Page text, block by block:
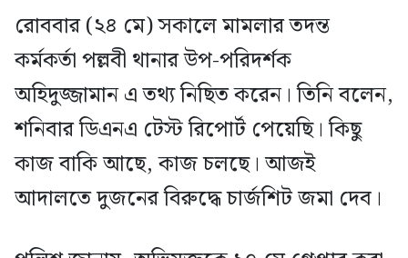
রোববার (২৪ মে) সকালে মামলার তদন্ত
কর্মকর্তা পল্লবী থানার উপ-পরিদর্শক
অহিদুজ্জামান এ তথ্য নিছিত করেন। তিনি বলেন,
শনিবার ডিএনএ টেস্ট রিপোর্ট পেয়েছি। কিছু
কাজ বাকি আছে, কাজ চলছে। আজই
আদালতে দুজনের বিরুদ্ধে চার্জশিট জমা দেব।